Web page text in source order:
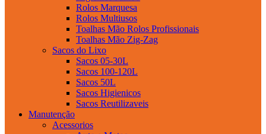
Rolos Marquesa
Rolos Multiusos
Toalhas Mão Rolos Profissionais
Toalhas Mão Zig-Zag
Sacos do Lixo
Sacos 05-30L
Sacos 100-120L
Sacos 50L
Sacos Higienicos
Sacos Reutilizaveis
Manutenção
Acessorios